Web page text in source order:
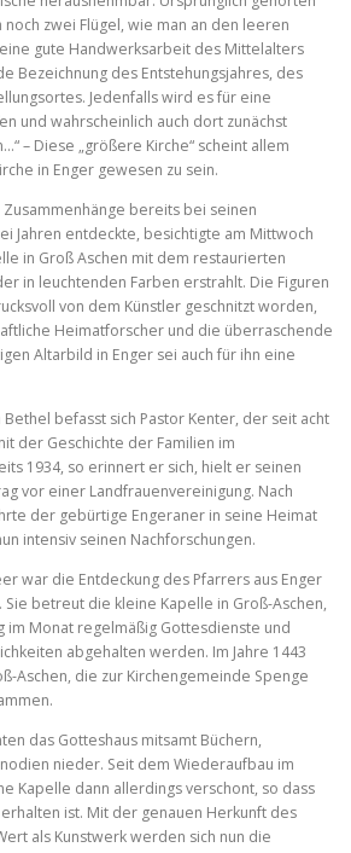
noch zwei Flügel, wie man an den leeren
gute Handwerksarbeit des Mittelalters
Bezeichnung des Entstehungsjahres, des
Jedenfalls wird es für eine
und wahrscheinlich auch dort zunächst
– Diese „größere Kirche“ scheint allem
in Enger gewesen zu sein.
bereits bei seinen
Jahren entdeckte, besichtigte am Mittwoch
in Groß Aschen mit dem restaurierten
in leuchtenden Farben erstrahlt. Die Figuren
von dem Künstler geschnitzt worden,
Heimatforscher und die überraschende
Altarbild in Enger sei auch für ihn eine
befasst sich Pastor Kenter, der seit acht
der Geschichte der Familien im
1934, so erinnert er sich, hielt er seinen
vor einer Landfrauenvereinigung. Nach
der gebürtige Engeraner in seine Heimat
intensiv seinen Nachforschungen.
war die Entdeckung des Pfarrers aus Enger
betreut die kleine Kapelle in Groß-Aschen,
im Monat regelmäßig Gottesdienste und
abgehalten werden. Im Jahre 1443
Aschen, die zur Kirchengemeinde Spenge
das Gotteshaus mitsamt Büchern,
nieder. Seit dem Wiederaufbau im
Kapelle dann allerdings verschont, so dass
ist. Mit der genauen Herkunft des
als Kunstwerk werden sich nun die